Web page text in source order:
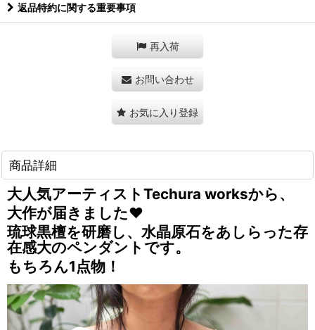
返品特約に関する重要事項
再入荷
お問い合わせ
お気に入り登録
商品詳細
大人気アーティストTechura worksから、
大作が届きました❤️
琉球黒檀を研磨し、水晶原石をあしらった存
在感大のペンダントです。
もちろん1点物！